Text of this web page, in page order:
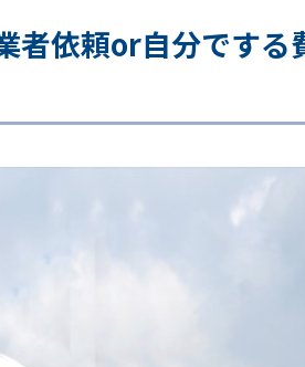
者依頼or自分でする